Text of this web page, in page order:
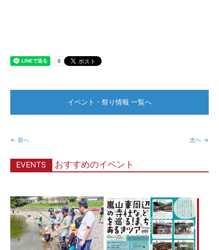
← 前へ 次へ →
イベント・祭り情報 一覧へ
EVENTS おすすめのイベント